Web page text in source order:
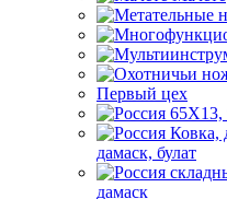
Первый цех
дамаск, булат
дамаск